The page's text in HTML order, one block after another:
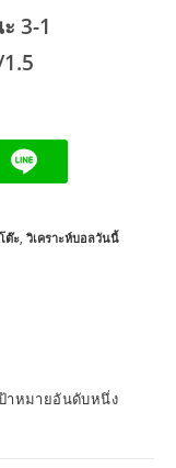
3-1
ต๊ะ วิเคราะห์บอลวันนี้
าหมายอันดับหนึ่ง